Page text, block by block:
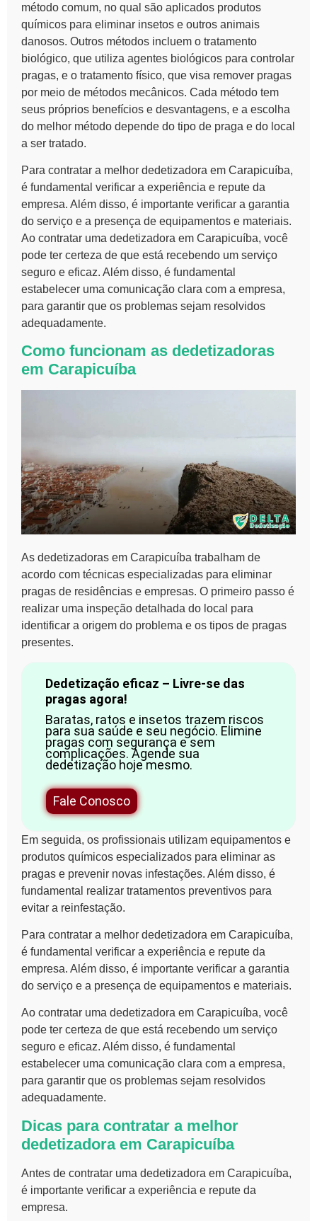
método comum, no qual são aplicados produtos
químicos para eliminar insetos e outros animais
danosos. Outros métodos incluem o tratamento
biológico, que utiliza agentes biológicos para controlar
pragas, e o tratamento físico, que visa remover pragas
por meio de métodos mecânicos. Cada método tem
seus próprios benefícios e desvantagens, e a escolha
do melhor método depende do tipo de praga e do local
a ser tratado.
Para contratar a melhor dedetizadora em Carapicuíba,
é fundamental verificar a experiência e repute da
empresa. Além disso, é importante verificar a garantia
do serviço e a presença de equipamentos e materiais.
Ao contratar uma dedetizadora em Carapicuíba, você
pode ter certeza de que está recebendo um serviço
seguro e eficaz. Além disso, é fundamental
estabelecer uma comunicação clara com a empresa,
para garantir que os problemas sejam resolvidos
adequadamente.
Como funcionam as dedetizadoras
em Carapicuíba
As dedetizadoras em Carapicuíba trabalham de
acordo com técnicas especializadas para eliminar
pragas de residências e empresas. O primeiro passo é
realizar uma inspeção detalhada do local para
identificar a origem do problema e os tipos de pragas
presentes.
Dedetização eficaz – Livre-se das
pragas agora!
Baratas, ratos e insetos trazem riscos
para sua saúde e seu negócio. Elimine
pragas com segurança e sem
complicações. Agende sua
dedetização hoje mesmo.
Fale Conosco
Em seguida, os profissionais utilizam equipamentos e
produtos químicos especializados para eliminar as
pragas e prevenir novas infestações. Além disso, é
fundamental realizar tratamentos preventivos para
evitar a reinfestação.
Para contratar a melhor dedetizadora em Carapicuíba,
é fundamental verificar a experiência e repute da
empresa. Além disso, é importante verificar a garantia
do serviço e a presença de equipamentos e materiais.
Ao contratar uma dedetizadora em Carapicuíba, você
pode ter certeza de que está recebendo um serviço
seguro e eficaz. Além disso, é fundamental
estabelecer uma comunicação clara com a empresa,
para garantir que os problemas sejam resolvidos
adequadamente.
Dicas para contratar a melhor
dedetizadora em Carapicuíba
Antes de contratar uma dedetizadora em Carapicuíba,
é importante verificar a experiência e repute da
empresa.